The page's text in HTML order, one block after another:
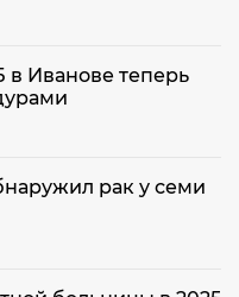
Иванове теперь
рак у семи